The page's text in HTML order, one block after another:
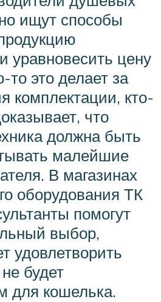
ищут способы
уравновесить цену
то это делает за
комплектации, кто-
что
должна быть
малейшие
В магазинах
оборудования ТК
помогут
выбор,
удовлетворить
будет
для кошелька.